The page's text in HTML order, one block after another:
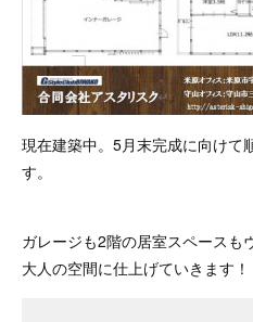
現在建築中。5月末完成に向けて
す。
ガレージも2階の居室スペースも
大人の空間に仕上げていきます！